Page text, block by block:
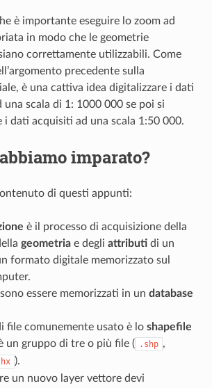
è importante eseguire lo zoom ad
in modo che le geometrie
correttamente utilizzabili. Come
precedente sulla
è una cattiva idea digitalizzare i dati
una scala di 1: 1000 000 se poi si
i dati acquisiti ad una scala 1:50 000.
imparato?
di questi appunti:
è il processo di acquisizione della
geometriae degli attributidi un
formato digitale memorizzato sul
essere memorizzati in un database
file comunemente usato è lo shapefile
un gruppo di tre o più file ( .shp ,
).
un nuovo layer vettore devi